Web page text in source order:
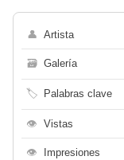
👤 Artista
🗃 Galería
🏷 Palabras clave
👁 Vistas
👁 Impresiones